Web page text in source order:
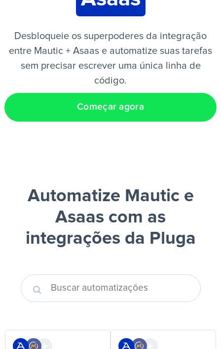
Desbloqueie os superpoderes da integração
entre Mautic + Asaas e automatize suas tarefas
sem precisar escrever uma única linha de
código.
Começar agora
Automatize Mautic e
Asaas com as
integrações da Pluga